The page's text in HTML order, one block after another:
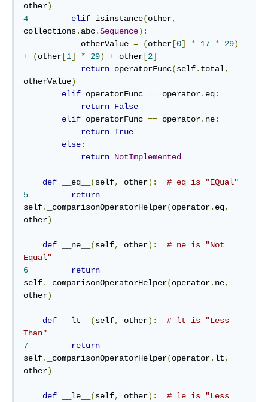
other)
4
elif isinstance(other,
collections. abc.Sequence):
            otherValue
= (other [0] * 17 * 29)
+
(other [1] * 29) + other [2]
return operatorFunc(self. total,
otherValue)
elif operatorFunc == operator. eq:
return False
elif operatorFunc == operator. ne:
return True
else:
return NotImplemented
def __eq__ (self, other):
# eq is "EQual"
5
return
self. _comparisonOperatorHelper(operator. eq,
other)
def __ne__ (self, other):
# ne is "Not
Equal"
6
return
self. _comparisonOperatorHelper(operator. ne,
other)
def __lt__ (self, other):
# lt is "Less
Than"
7
return
self. _comparisonOperatorHelper(operator. lt,
other)
def __le__ (self, other):
# le is "Less